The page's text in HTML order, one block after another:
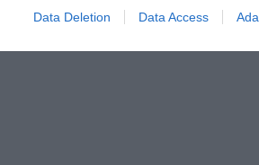
Data Deletion Data Access
ingatlankereső portál adataiból. Az Otthon